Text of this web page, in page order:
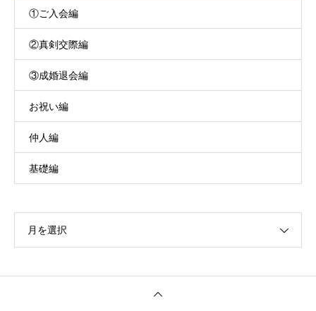
①ご入会編
②真剣交際編
③成婚退会編
お祝い編
仲人編
基礎編
月を選択